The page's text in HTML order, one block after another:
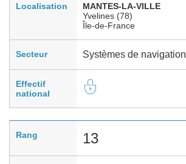
Localisation
MANTES-LA-VILLE
Yvelines (78)
Île-de-France
Secteur Systèmes de navigation
Effectif
national
Rang 13